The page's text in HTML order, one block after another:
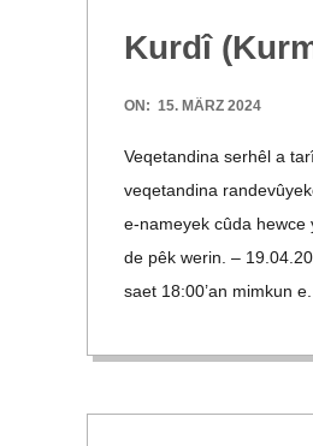
D
T
S
C
H
Kurdî
2024-
ON: 15. MÄRZ 2024
Veqe­tan­dina ser­hêl a
veqe­tan­dina
e‑nameyek cûda
de pêk werin. –
saet 18:00’an mim­kun e.